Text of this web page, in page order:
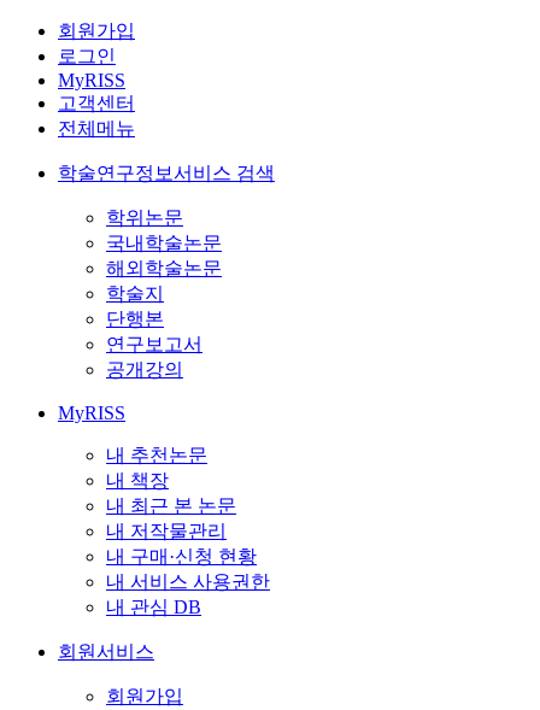
회원가입
로그인
MyRISS
고객센터
전체메뉴
학술연구정보서비스 검색
학위논문
국내학술논문
해외학술논문
학술지
단행본
연구보고서
공개강의
MyRISS
내 추천논문
내 책장
내 최근 본 논문
내 저작물관리
내 구매·신청 현황
내 서비스 사용권한
내 관심 DB
회원서비스
회원가입